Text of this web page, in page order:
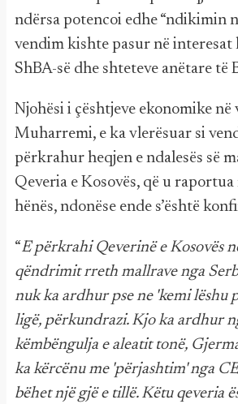
ndërsa potencoi edhe “ndikimin
vendim kishte pasur në interesat
ShBA-së dhe shteteve anëtare të
Njohësi i çështjeve ekonomike në
Muharremi, e ka vlerësuar si
përkrahur heqjen e ndalesës së
Qeveria e Kosovës, që u raportua
hënës, ndonëse ende s’është
“E përkrahi Qeverinë e Kosovës
qëndrimit rreth mallrave nga
nuk ka ardhur pse ne 'kemi lëshu
ligë, përkundrazi. Kjo ka ardhur
këmbëngulja e aleatit tonë,
ka kërcënu me 'përjashtim' nga
bëhet një gjë e tillë. Këtu qeveria